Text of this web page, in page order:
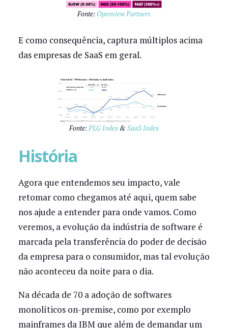
Fonte: Openview Partners
E como consequência, captura múltiplos acima
das empresas de SaaS em geral.
Fonte:PLG Index & SaaS Index
História
Agora que entendemos seu impacto, vale
retomar como chegamos até aqui, quem sabe
nos ajude a entender para onde vamos. Como
veremos, a evolução da indústria de software é
marcada pela transferência do poder de decisão
da empresa para o consumidor, mas tal evolução
não aconteceu da noite para o dia.
Na década de 70 a adoção de softwares
monolíticos on-premise, como por exemplo
mainframes da IBM que além de demandar um